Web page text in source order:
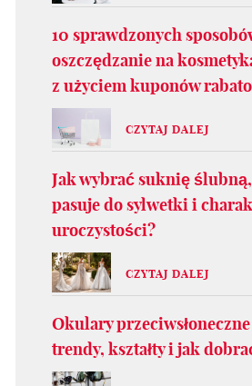
10 sprawdzonych
oszczędzanie na
z użyciem kuponów
CZYTAJ DALEJ
Jak wybrać suknię
pasuje do sylwetki i
uroczystości?
CZYTAJ DALEJ
Okulary
trendy, kształty i jak